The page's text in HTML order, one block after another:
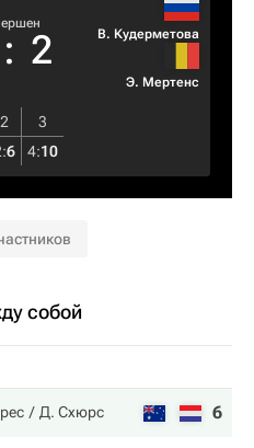
: 2 В. Кудерметова
Э. Мертенс
2
3
:6 4:10
собой
Д. Схюрс 6